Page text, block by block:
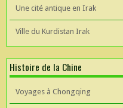
Une cité antique en Irak
Ville du Kurdistan Irak
Histoire de la Chine
Voyages à Chongqing